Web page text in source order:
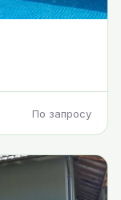
По запросу